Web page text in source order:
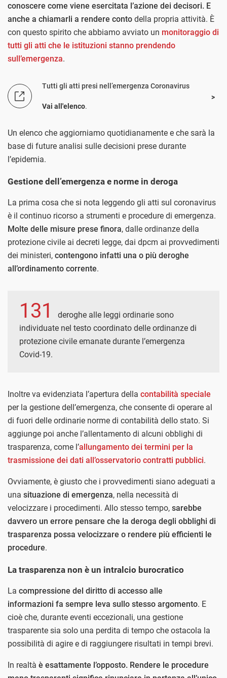
conoscere come viene esercitata l’azione dei decisori. E
anche a chiamarli a rendere conto della propria attività. È
con questo spirito che abbiamo avviato un monitoraggio di
tutti gli atti che le istituzioni stanno prendendo
sull’emergenza.
Tutti gli atti presi nell’emergenza Coronavirus
Vai all'elenco.
Un elenco che aggiorniamo quotidianamente e che sarà la
base di future analisi sulle decisioni prese durante
l’epidemia.
Gestione dell’emergenza e norme in deroga
La prima cosa che si nota leggendo gli atti sul coronavirus
è il continuo ricorso a strumenti e procedure di emergenza.
Molte delle misure prese finora, dalle ordinanze della
protezione civile ai decreti legge, dai dpcm ai provvedimenti
dei ministeri, contengono infatti una o più deroghe
all’ordinamento corrente.
131
deroghe alle leggi ordinarie sono
individuate nel testo coordinato delle ordinanze di
protezione civile emanate durante l’emergenza
Covid-19.
Inoltre va evidenziata l’apertura della contabilità speciale
per la gestione dell’emergenza, che consente di operare al
di fuori delle ordinarie norme di contabilità dello stato. Si
aggiunge poi anche l’allentamento di alcuni obblighi di
trasparenza, come l’allungamento dei termini per la
trasmissione dei dati all’osservatorio contratti pubblici.
Ovviamente, è giusto che i provvedimenti siano adeguati a
una situazione di emergenza, nella necessità di
velocizzare i procedimenti. Allo stesso tempo, sarebbe
davvero un errore pensare che la deroga degli obblighi di
trasparenza possa velocizzare o rendere più efficienti le
procedure.
La trasparenza non è un intralcio burocratico
La compressione del diritto di accesso alle
informazioni fa sempre leva sullo stesso argomento. E
cioè che, durante eventi eccezionali, una gestione
trasparente sia solo una perdita di tempo che ostacola la
possibilità di agire e di raggiungere risultati in tempi brevi.
In realtà è esattamente l’opposto. Rendere le procedure